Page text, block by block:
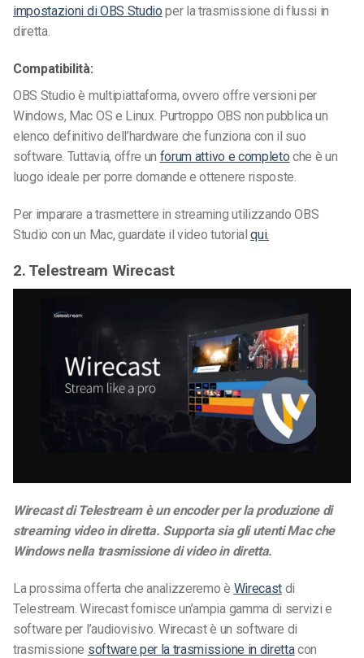
impostazioni di OBS Studio per la trasmissione di flussi in
diretta.
Compatibilità:
OBS Studio è multipiattaforma, ovvero offre versioni per
Windows, Mac OS e Linux. Purtroppo OBS non pubblica un
elenco definitivo dell’hardware che funziona con il suo
software. Tuttavia, offre un forum attivo e completo che è un
luogo ideale per porre domande e ottenere risposte.
Per imparare a trasmettere in streaming utilizzando OBS
Studio con un Mac, guardate il video tutorialqui.
2. Telestream Wirecast
Wirecast di Telestream è un encoder per la produzione di
streaming video in diretta. Supporta sia gli utenti Mac che
Windows nella trasmissione di video in diretta.
La prossima offerta che analizzeremo è Wirecastdi
Telestream. Wirecast fornisce un’ampia gamma di servizi e
software per l’audiovisivo. Wirecast è un software di
trasmissione software per la trasmissione in direttacon